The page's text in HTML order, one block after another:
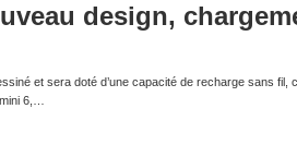
design,
et sera doté d’une capacité de recharge sans fil,
6,…